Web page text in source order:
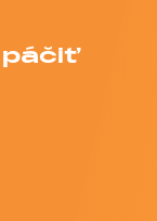
páčiť